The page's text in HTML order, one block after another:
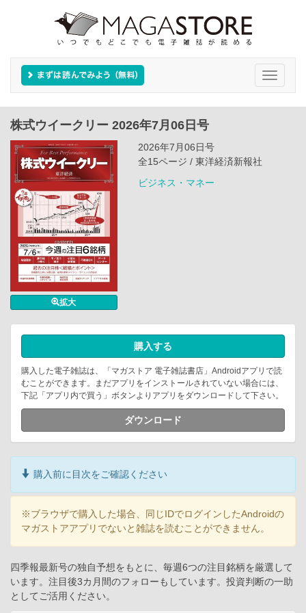
Toggle
株式ウイークリー 2026年7月06日号
拡大
2026年7月06日号
全15ページ / 東洋経済新報社
ビジネス・マネー
購入する
購入した電子雑誌は、「マガストア 電子雑誌書店」Androidアプリで読
むことができます。まだアプリをインストールされていない場合には、
下記「アプリ内で買う」ボタンよりアプリをダウンロードして下さい。
ダウンロード
購入前に目次をご確認ください
※ブラウザで購入した場合、同じIDでログインしたAndroidの
マガストアアプリでないと雑誌を読むことができません。
四季報最新号の独自予想をもとに、毎週6つの注目銘柄を厳選して
います。注目後3カ月間のフォローもしています。投資判断の一助
としてご活用ください。